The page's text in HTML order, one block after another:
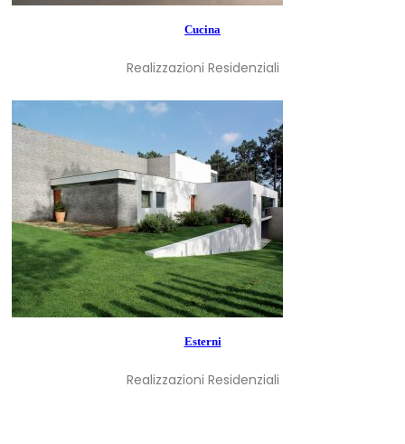
Cucina
Realizzazioni Residenziali
Esterni
Realizzazioni Residenziali